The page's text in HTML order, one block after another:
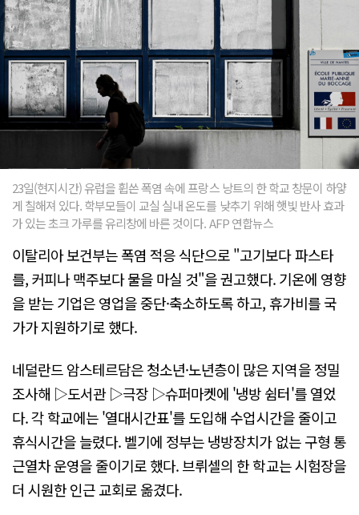
23일(현지시간) 유럽을 휩쓴 폭염 속에 프랑스 낭트의 한 학교 창문이 하얗
게 칠해져 있다. 학부모들이 교실 실내 온도를 낮추기 위해 햇빛 반사 효과
가 있는 초크 가루를 유리창에 바른 것이다. AFP 연합뉴스
이탈리아 보건부는 폭염 적응 식단으로 "고기보다 파스타
를, 커피나 맥주보다 물을 마실 것"을 권고했다. 기온에 영향
을 받는 기업은 영업을 중단·축소하도록 하고, 휴가비를 국
가가 지원하기로 했다.
네덜란드 암스테르담은 청소년·노년층이 많은 지역을 정밀
조사해 ▷도서관 ▷극장 ▷슈퍼마켓에 '냉방 쉼터'를 열었
다. 각 학교에는 '열대시간표'를 도입해 수업시간을 줄이고
휴식시간을 늘렸다. 벨기에 정부는 냉방장치가 없는 구형 통
근열차 운영을 줄이기로 했다. 브뤼셀의 한 학교는 시험장을
더 시원한 인근 교회로 옮겼다.